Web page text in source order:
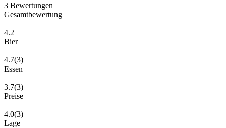
3 Bewertungen
Gesamtbewertung
4.2
Bier
4.7(3)
Essen
3.7(3)
Preise
4.0(3)
Lage